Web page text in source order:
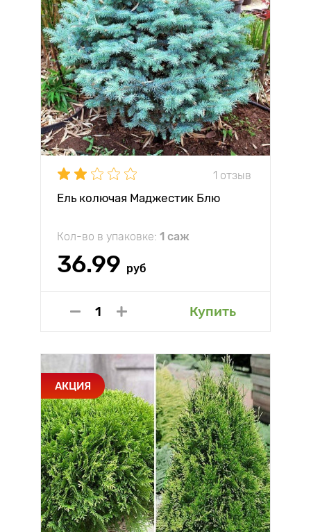
1 отзыв
Ель колючая Маджестик Блю
Кол-во в упаковке: 1 саж
36.99 руб
Купить
АКЦИЯ